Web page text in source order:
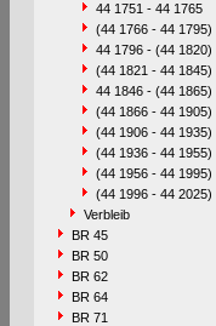
44 1751 - 44 1765
(44 1766 - 44 1795)
44 1796 - (44 1820)
(44 1821 - 44 1845)
44 1846 - (44 1865)
(44 1866 - 44 1905)
(44 1906 - 44 1935)
(44 1936 - 44 1955)
(44 1956 - 44 1995)
(44 1996 - 44 2025)
Verbleib
BR 45
BR 50
BR 62
BR 64
BR 71